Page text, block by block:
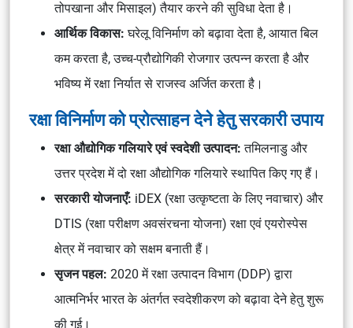
तोपखाना और मिसाइल) तैयार करने की सुविधा देता है।
आर्थिक विकास: घरेलू विनिर्माण को बढ़ावा देता है, आयात बिल
कम करता है, उच्च-प्रौद्योगिकी रोजगार उत्पन्न करता है और
भविष्य में रक्षा निर्यात से राजस्व अर्जित करता है।
रक्षा विनिर्माण को प्रोत्साहन देने हेतु सरकारी उपाय
रक्षा औद्योगिक गलियारे एवं स्वदेशी उत्पादन: तमिलनाडु और
उत्तर प्रदेश में दो रक्षा औद्योगिक गलियारे स्थापित किए गए हैं।
सरकारी योजनाएँ: iDEX (रक्षा उत्कृष्टता के लिए नवाचार) और
DTIS (रक्षा परीक्षण अवसंरचना योजना) रक्षा एवं एयरोस्पेस
क्षेत्र में नवाचार को सक्षम बनाती हैं।
सृजन पहल: 2020 में रक्षा उत्पादन विभाग (DDP) द्वारा
आत्मनिर्भर भारत के अंतर्गत स्वदेशीकरण को बढ़ावा देने हेतु शुरू
की गई।